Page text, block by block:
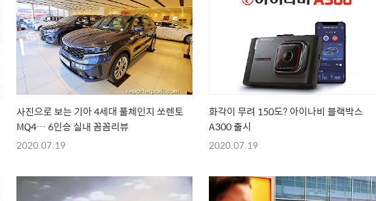
사진으로 보는 기아 4세대 풀체인지 쏘렌토
MQ4… 6인승 실내 꼼꼼리뷰
2020.07.19
화각이 무려 150도? 아이나비 블랙박스
A300 출시
2020.07.19